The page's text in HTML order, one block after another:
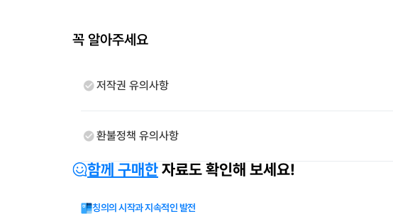
꼭 알아주세요
저작권 유의사항
환불정책 유의사항
함께 구매한자료도 확인해 보세요!
칭의의 시작과 지속적인 발전